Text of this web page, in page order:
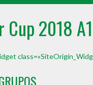
Cup 2018 A1